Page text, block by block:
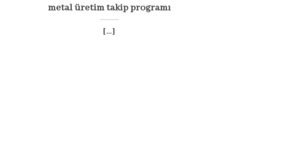
metal üretim takip programı
[...]